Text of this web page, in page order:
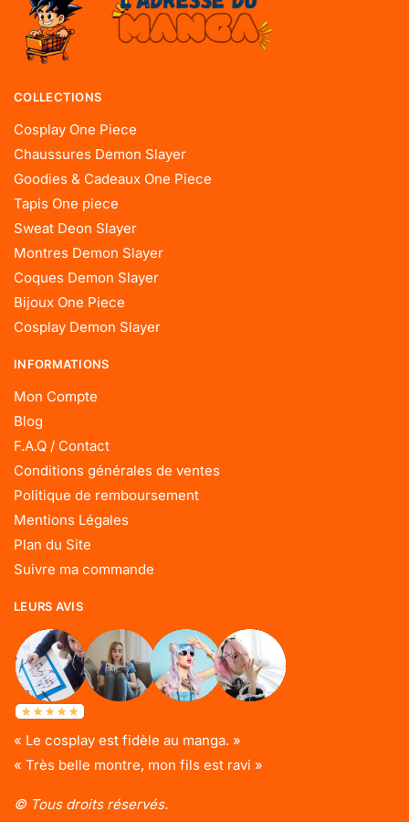
COLLECTIONS
Cosplay One Piece
Chaussures Demon Slayer
Goodies & Cadeaux One Piece
Tapis One piece
Sweat Deon Slayer
Montres Demon Slayer
Coques Demon Slayer
Bijoux One Piece
Cosplay Demon Slayer
INFORMATIONS
Mon Compte
Blog
F.A.Q / Contact
Conditions générales de ventes
Politique de remboursement
Mentions Légales
Plan du Site
Suivre ma commande
LEURS AVIS
« Le cosplay est fidèle au manga. »
« Très belle montre, mon fils est ravi »
© Tous droits réservés.